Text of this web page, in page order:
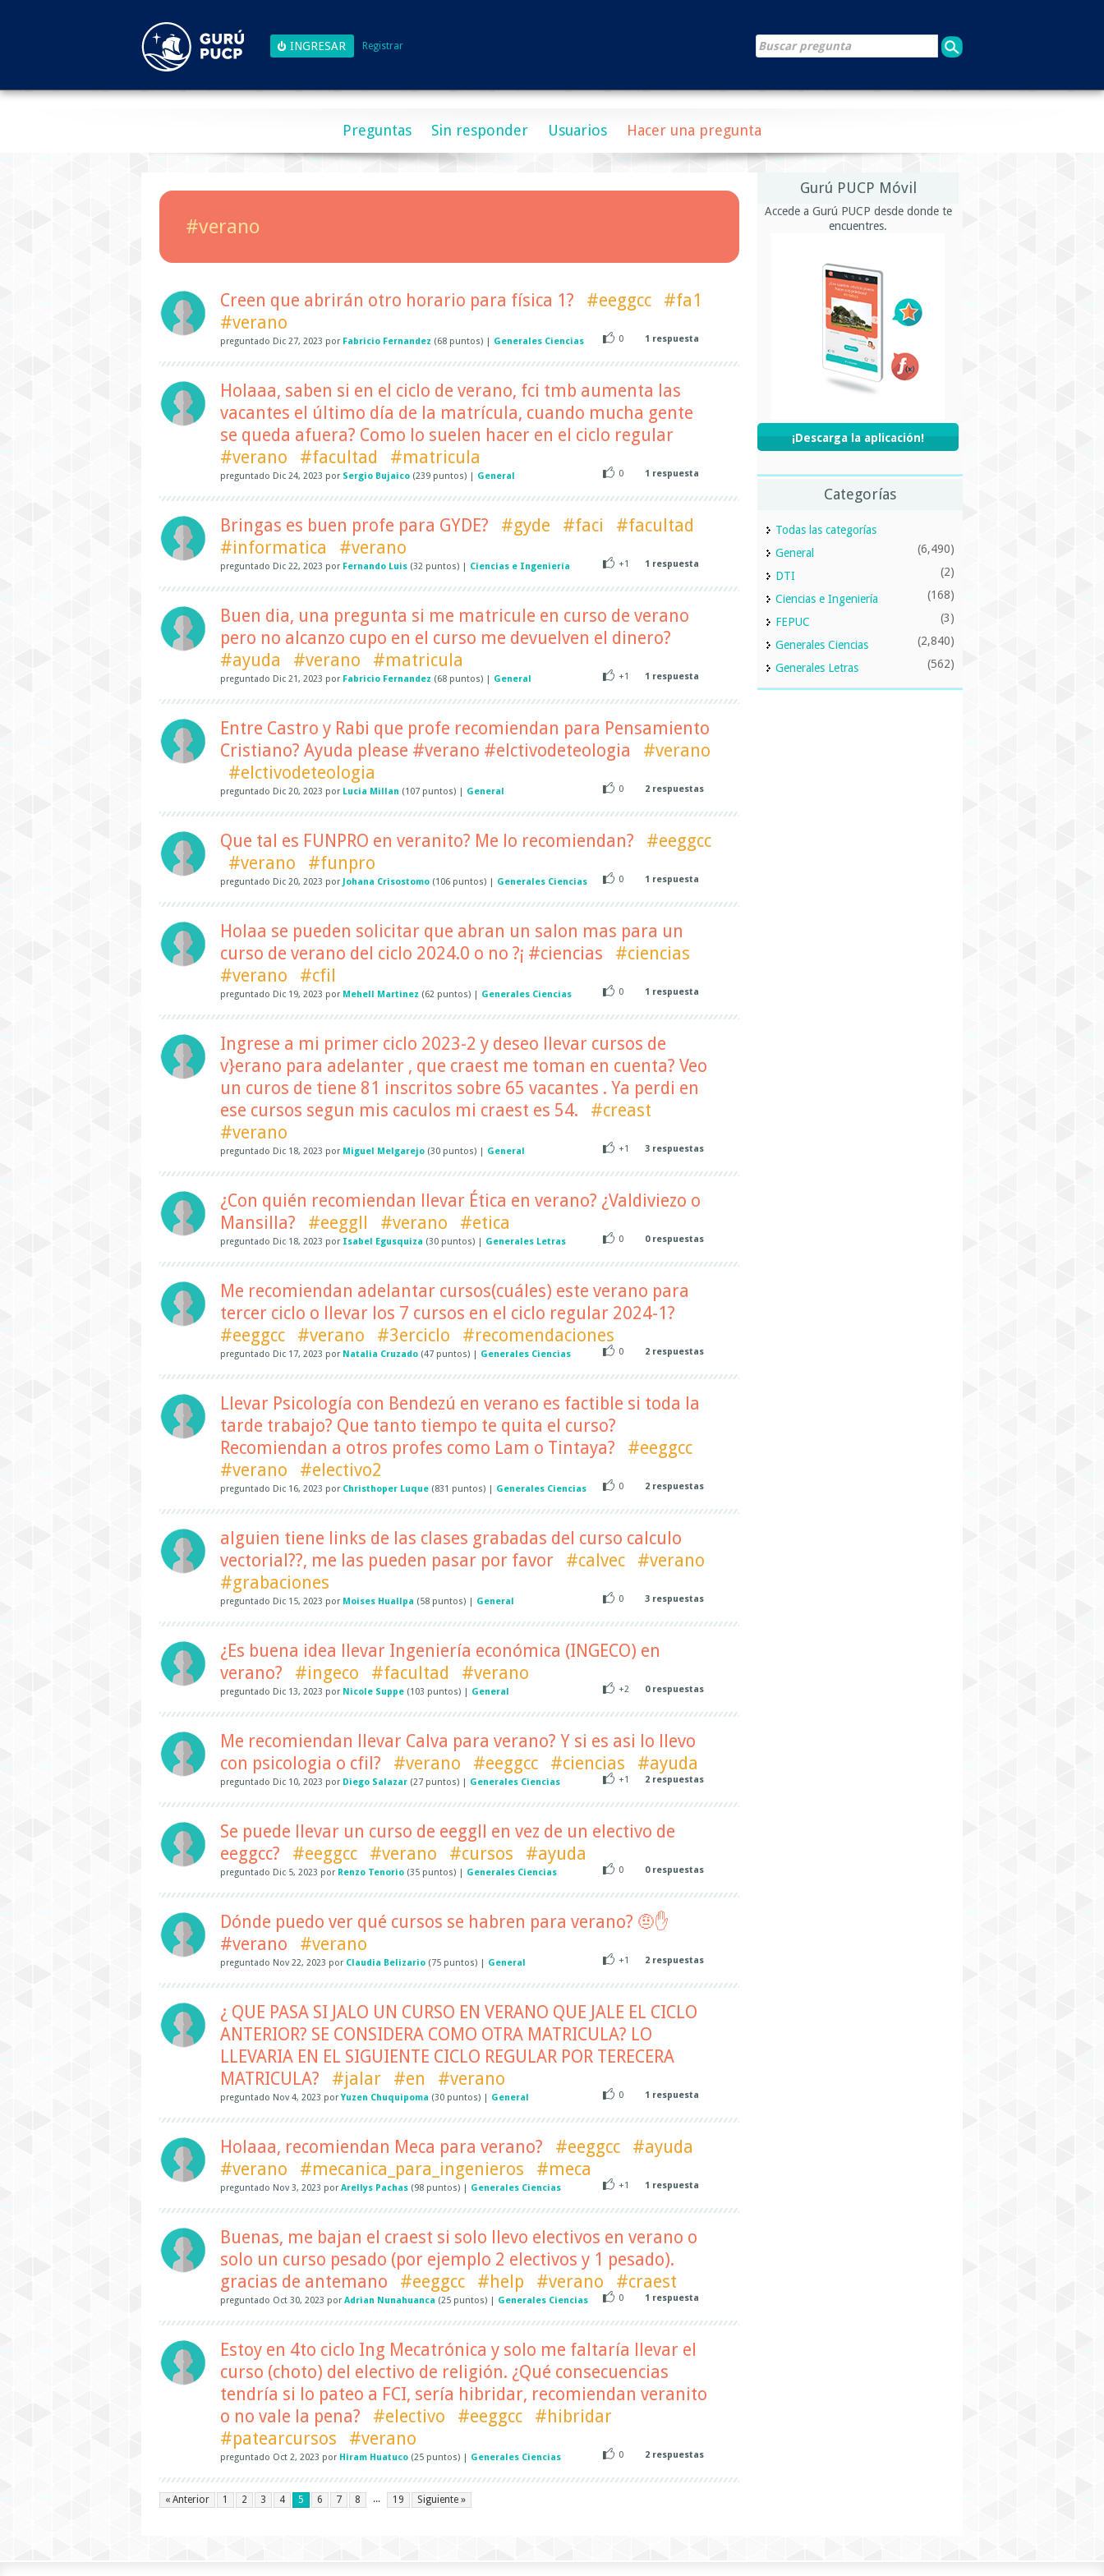
Registrar
Preguntas Sin responder Usuarios Hacer una pregunta
#verano
Creen que abrirán otro horario para física 1? #eeggcc
#fa1
#verano
preguntado Dic 27, 2023 por Fabricio Fernandez (68 puntos) Generales Ciencias 0 1 respuesta
Holaaa, saben si en el ciclo de verano, fci tmb aumenta las
vacantes el último día de la matrícula, cuando mucha gente
se queda afuera? Como lo suelen hacer en el ciclo regular
#verano
#facultad #matricula
preguntado Dic 24, 2023 por Sergio Bujaico (239 puntos) General 0 1 respuesta
Bringas es buen profe para GYDE? #gyde #faci
#facultad
#informatica
#verano
preguntado Dic 22, 2023 por Fernando Luis (32 puntos) Ciencias e Ingeniería +1 1 respuesta
Buen dia, una pregunta si me matricule en curso de verano
pero no alcanzo cupo en el curso me devuelven el dinero?
#ayuda
#verano #matricula
preguntado Dic 21, 2023 por Fabricio Fernandez (68 puntos) General +1 1 respuesta
Entre Castro y Rabi que profe recomiendan para Pensamiento
Cristiano? Ayuda please #verano #elctivodeteologia
#verano
#elctivodeteologia
preguntado Dic 20, 2023 por Lucia Millan (107 puntos) General 0 2 respuestas
Que tal es FUNPRO en veranito? Me lo recomiendan?
#eeggcc
#verano
#funpro
preguntado Dic 20, 2023 por Johana Crisostomo (106 puntos) Generales Ciencias 0 1 respuesta
Holaa se pueden solicitar que abran un salon mas para un
curso de verano del ciclo 2024.0 o no ?¡ #ciencias
#ciencias
#verano
#cfil
preguntado Dic 19, 2023 por Mehell Martinez (62 puntos) Generales Ciencias 0 1 respuesta
Ingrese a mi primer ciclo 2023-2 y deseo llevar cursos de
v}erano para adelanter , que craest me toman en cuenta? Veo
un curos de tiene 81 inscritos sobre 65 vacantes . Ya perdi en
ese cursos segun mis caculos mi craest es 54.
#creast
#verano
preguntado Dic 18, 2023 por Miguel Melgarejo (30 puntos) General +1 3 respuestas
¿Con quién recomiendan llevar Ética en verano? ¿Valdiviezo o
Mansilla?
#eeggll #verano #etica
preguntado Dic 18, 2023 por Isabel Egusquiza (30 puntos) Generales Letras 0 0respuestas
Me recomiendan adelantar cursos(cuáles) este verano para
tercer ciclo o llevar los 7 cursos en el ciclo regular 2024-1?
#eeggcc
#verano #3erciclo #recomendaciones
preguntado Dic 17, 2023 por Natalia Cruzado (47 puntos) Generales Ciencias 0 2 respuestas
Llevar Psicología con Bendezú en verano es factible si toda la
tarde trabajo? Que tanto tiempo te quita el curso?
Recomiendan a otros profes como Lam o Tintaya?
#eeggcc
#verano
#electivo2
preguntado Dic 16, 2023 por Christhoper Luque (831 puntos) Generales Ciencias 0 2 respuestas
alguien tiene links de las clases grabadas del curso calculo
vectorial??, me las pueden pasar por favor
#calvec
#verano
#grabaciones
preguntado Dic 15, 2023 por Moises Huallpa (58 puntos) General 0 3 respuestas
¿Es buena idea llevar Ingeniería económica (INGECO) en
verano?
#ingeco #facultad #verano
preguntado Dic 13, 2023 por Nicole Suppe (103 puntos) General +2 0respuestas
Me recomiendan llevar Calva para verano? Y si es asi lo llevo
con psicologia o cfil?
#verano #eeggcc #ciencias #ayuda
preguntado Dic 10, 2023 por Diego Salazar (27 puntos) Generales Ciencias +1 2 respuestas
Se puede llevar un curso de eeggll en vez de un electivo de
eeggcc?
#eeggcc #verano #cursos #ayuda
preguntado Dic 5, 2023 por Renzo Tenorio (35 puntos) Generales Ciencias 0 0respuestas
Dónde puedo ver qué cursos se habren para verano? 🤨✋
#verano
#verano
preguntado Nov 22, 2023 por Claudia Belizario (75 puntos) General +1 2 respuestas
¿ QUE PASA SI JALO UN CURSO EN VERANO QUE JALE EL CICLO
ANTERIOR? SE CONSIDERA COMO OTRA MATRICULA? LO
LLEVARIA EN EL SIGUIENTE CICLO REGULAR POR TERECERA
MATRICULA?
#jalar #en #verano
preguntado Nov 4, 2023 porYuzen Chuquipoma (30 puntos) General 0 1 respuesta
Holaaa, recomiendan Meca para verano? #eeggcc
#ayuda
#verano
#mecanica_para_ingenieros #meca
preguntado Nov 3, 2023 por Arellys Pachas (98 puntos) Generales Ciencias +1 1 respuesta
Buenas, me bajan el craest si solo llevo electivos en verano o
solo un curso pesado (por ejemplo 2 electivos y 1 pesado).
gracias de antemano
#eeggcc #help #verano #craest
preguntado Oct 30, 2023 por Adrian Nunahuanca (25 puntos) Generales Ciencias 0 1 respuesta
Estoy en 4to ciclo Ing Mecatrónica y solo me faltaría llevar el
curso (choto) del electivo de religión. ¿Qué consecuencias
tendría si lo pateo a FCI, sería hibridar, recomiendan veranito
o no vale la pena?
#electivo #eeggcc
#hibridar
#patearcursos
#verano
preguntado Oct 2, 2023 por Hiram Huatuco (25 puntos) Generales Ciencias 0 2 respuestas
« Anterior 1 2 3 4 5 6 7 8 ... 19 Siguiente »
Gurú PUCP Móvil
Accede a Gurú PUCP desde donde te
encuentres.
¡Descarga la aplicación!
Categorías
Todas las categorías
General
(6,490)
DTI (2)
Ciencias e Ingeniería (168)
FEPUC (3)
Generales Ciencias (2,840)
Generales Letras (562)